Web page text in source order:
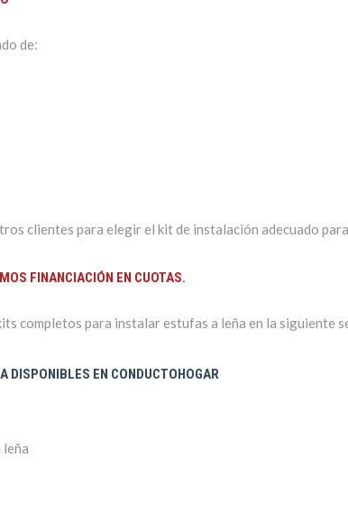
de:
clientes para elegir el kit de instalación adecuado
FINANCIACIÓN EN CUOTAS.
completos para instalar estufas a leña en la siguiente
DISPONIBLES EN CONDUCTOHOGAR
leña